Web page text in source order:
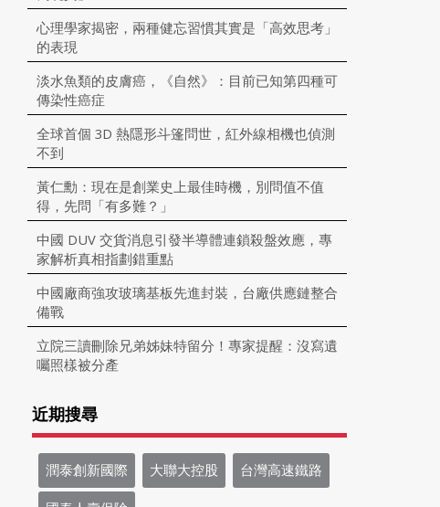
心理學家揭密，兩種健忘習慣其實是「高效思考」
的表現
淡水魚類的皮膚癌，《自然》：目前已知第四種可
傳染性癌症
全球首個 3D 熱隱形斗篷問世，紅外線相機也偵測
不到
黃仁勳：現在是創業史上最佳時機，別問值不值
得，先問「有多難？」
中國 DUV 交貨消息引發半導體連鎖殺盤效應，專
家解析真相指劃錯重點
中國廠商強攻玻璃基板先進封裝，台廠供應鏈整合
備戰
立院三讀刪除兄弟姊妹特留分！專家提醒：沒寫遺
囑照樣被分產
近期搜尋
潤泰創新國際 大聯大控股 台灣高速鐵路